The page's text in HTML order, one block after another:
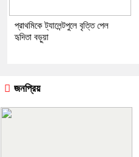
প্রাথমিকে ট্যালেন্টপুলে বৃত্তি পেল
হৃদিতা বড়ুয়া
জনপ্রিয়